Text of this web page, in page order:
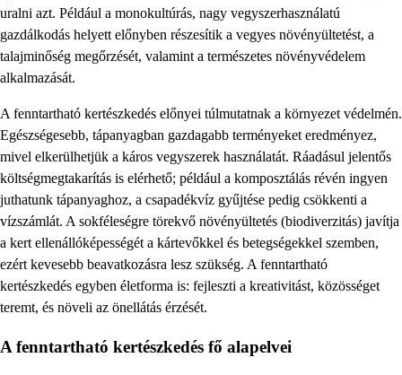
uralni azt. Például a monokultúrás, nagy vegyszerhasználatú
gazdálkodás helyett előnyben részesítik a vegyes növényültetést, a
talajminőség megőrzését, valamint a természetes növényvédelem
alkalmazását.
A fenntartható kertészkedés előnyei túlmutatnak a környezet védelmén.
Egészségesebb, tápanyagban gazdagabb terményeket eredményez,
mivel elkerülhetjük a káros vegyszerek használatát. Ráadásul jelentős
költségmegtakarítás is elérhető; például a komposztálás révén ingyen
juthatunk tápanyaghoz, a csapadékvíz gyűjtése pedig csökkenti a
vízszámlát. A sokféleségre törekvő növényültetés (biodiverzitás) javítja
a kert ellenállóképességét a kártevőkkel és betegségekkel szemben,
ezért kevesebb beavatkozásra lesz szükség. A fenntartható
kertészkedés egyben életforma is: fejleszti a kreativitást, közösséget
teremt, és növeli az önellátás érzését.
A fenntartható kertészkedés fő alapelvei